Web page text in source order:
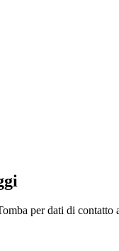
per dati di contatto